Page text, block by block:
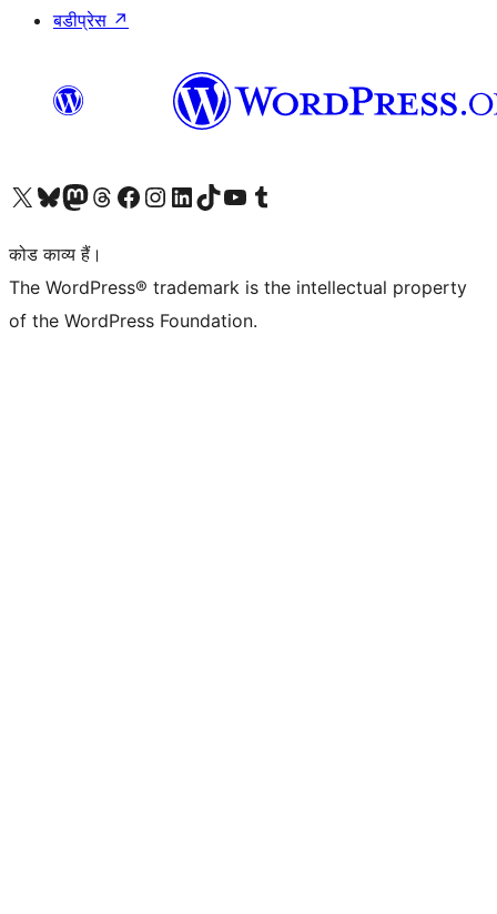
बडीप्रेस ↗
Visit our X (formerly Twitter) account
हमारे बलुस्की खाते पर जाएँVisit our Mastodon account
हमारे थ्रेड्स अकाउंट पर जाएंहमारे फेसबुक पेज पर जाएँहमारे इंस्टाग्राम अकाउंट पर जाएंहमारे लिंक्डइन खाते पर जाएँहमारे टिकटॉक खाते पर जाएँहमारे यूट्यूब चैनल पर जाएंहमारे Tumblr खाते पर जाएँ
कोड काव्य हैं।
The WordPress® trademark is the intellectual property
of the WordPress Foundation.